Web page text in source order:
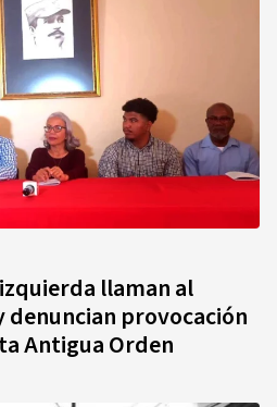
llaman al
denuncian provocación
Antigua Orden